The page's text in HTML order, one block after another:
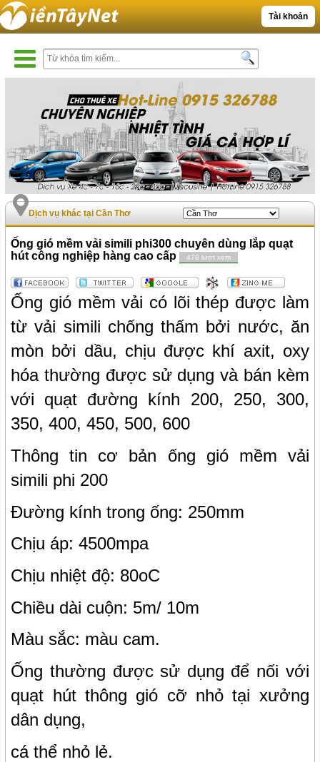
Tài khoản
Dịch vụ khác tại Cần Thơ
Ống gió mềm vải simili phi300 chuyên dùng lắp quạt
hút công nghiệp hàng cao cấp
478 lượt xem
Ống gió mềm vải có lõi thép được làm
từ vải simili chống thấm bởi nước, ăn
mòn bởi dầu, chịu được khí axit, oxy
hóa thường được sử dụng và bán kèm
với quạt đường kính 200, 250, 300,
350, 400, 450, 500, 600
Thông tin cơ bản ống gió mềm vải
simili phi 200
Đường kính trong ống: 250mm
Chịu áp: 4500mpa
Chịu nhiệt độ: 80oC
Chiều dài cuộn: 5m/ 10m
Màu sắc: màu cam.
Ống thường được sử dụng để nối với
quạt hút thông gió cỡ nhỏ tại xưởng
dân dụng,
cá thể nhỏ lẻ.